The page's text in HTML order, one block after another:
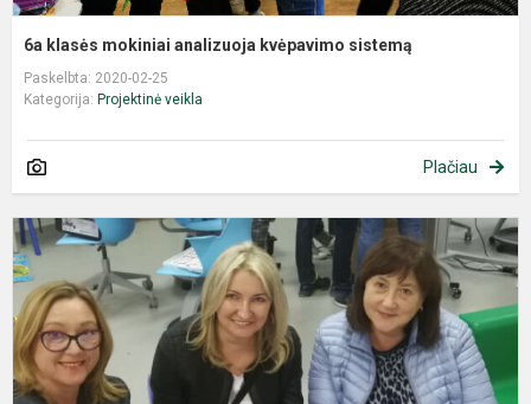
6a klasės mokiniai analizuoja kvėpavimo sistemą
Paskelbta: 2020-02-25
Kategorija: Projektinė veikla
Plačiau